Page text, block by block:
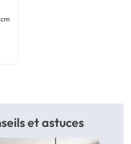
et astuces